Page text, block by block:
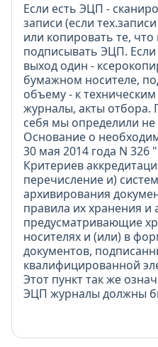
Если есть ЭЦП -
записи (если
или копировать те,
подписывать ЭЦП. Если
выход один -
бумажном носителе,
объему - к
журналы, акты отбора.
себя мы определили
Основание о
30 мая 2014 года N
Критериев
перечисление и)
архивирования
правила их хранения и
предусматривающие
носителях и (или) в
документов,
квалифицированной
Этот пункт так же
ЭЦП журналы должны